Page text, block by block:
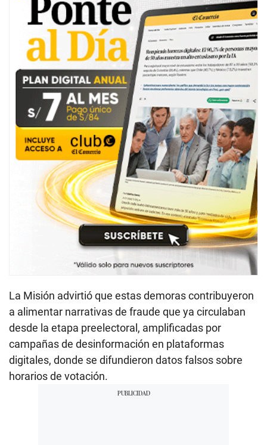
La Misión advirtió que estas demoras contribuyeron
a alimentar narrativas de fraude que ya circulaban
desde la etapa preelectoral, amplificadas por
campañas de desinformación en plataformas
digitales, donde se difundieron datos falsos sobre
horarios de votación.